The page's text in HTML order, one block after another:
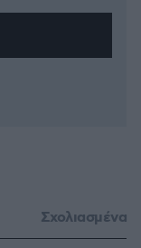
Σχολιασμένα